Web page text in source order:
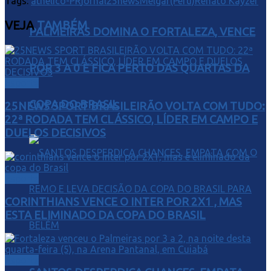
PALMEIRAS DOMINA O FORTALEZA, VENCE
POR 3 A 0 E FICA PERTO DAS QUARTAS DA
COPA DO BRASIL
VEJATAMBÉM
25NEWS SPORT BRASILEIRÃO VOLTA COM TUDO:
22ª RODADA TEM CLÁSSICO, LÍDER EM CAMPO E
DUELOS DECISIVOS
CORINTHIANS VENCE O INTER POR 2X1 , MAS
ESTA ELIMINADO DA COPA DO BRASIL